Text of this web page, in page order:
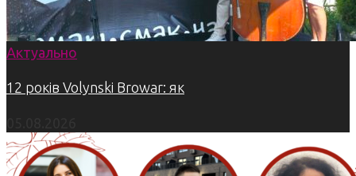
Актуально
12 років Volynski Browar: як